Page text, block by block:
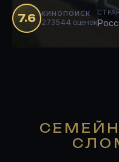
7.6 КИНОПОИСК
273544 оценок